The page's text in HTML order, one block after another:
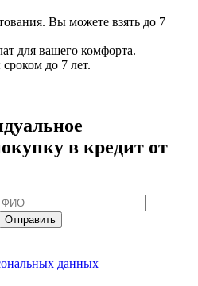
Вы можете взять до 7
для вашего комфорта.
до 7 лет.
в кредит от
Отправить
данных